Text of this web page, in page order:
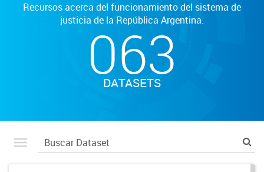
Recursos acerca del funcionamiento del sistema de
justicia de la República Argentina.
063
DATASETS